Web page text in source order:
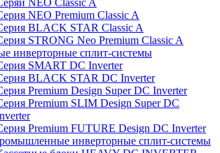
NEO Classic A
NEO Premium Classic A
BLACK STAR Classic A
STRONG Neo Premium Classic A
инверторные сплит-системы
SMART DC Inverter
BLACK STAR DC Inverter
Premium Design Super DC Inverter
Premium SLIM Design Super DC
Premium FUTURE Design DC Inverter
инверторные сплит-системы